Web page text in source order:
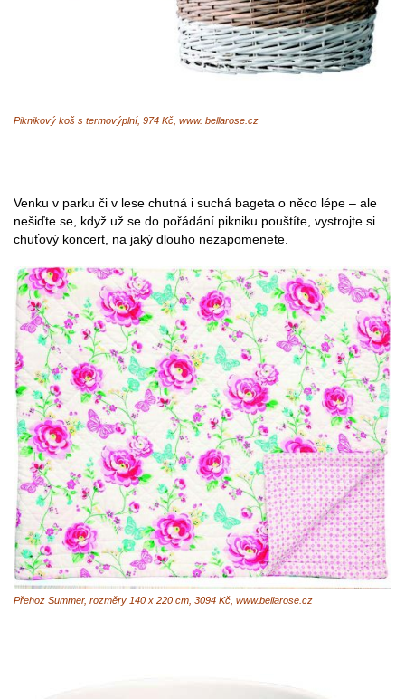
Piknikový koš s termovýplní, 974 Kč, www. bellarose.cz
Venku v parku či v lese chutná i suchá bageta o něco lépe – ale
nešiďte se, když už se do pořádání pikniku pouštíte, vystrojte si
chuťový koncert, na jaký dlouho nezapomenete.
Přehoz Summer, rozměry 140 x 220 cm, 3094 Kč, www.bellarose.cz